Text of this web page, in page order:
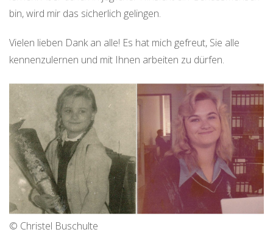
bin, wird mir das sicherlich gelingen.
Vielen lieben Dank an alle! Es hat mich gefreut, Sie alle
kennenzulernen und mit Ihnen arbeiten zu dürfen.
© Christel Buschulte